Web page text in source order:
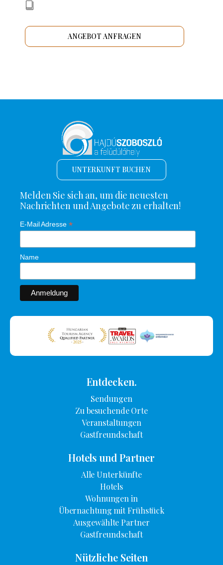
ANGEBOT ANFRAGEN
UNTERKUNFT BUCHEN
Melden Sie sich an, um die neuesten
Nachrichten und Angebote zu erhalten!
E-Mail Adresse *
Name
Entdecken.
Sendungen
Zu besuchende Orte
Veranstaltungen
Gastfreundschaft
Hotels und Partner
Alle Unterkünfte
Hotels
Wohnungen in
Übernachtung mit Frühstück
Ausgewählte Partner
Gastfreundschaft
Nützliche Seiten